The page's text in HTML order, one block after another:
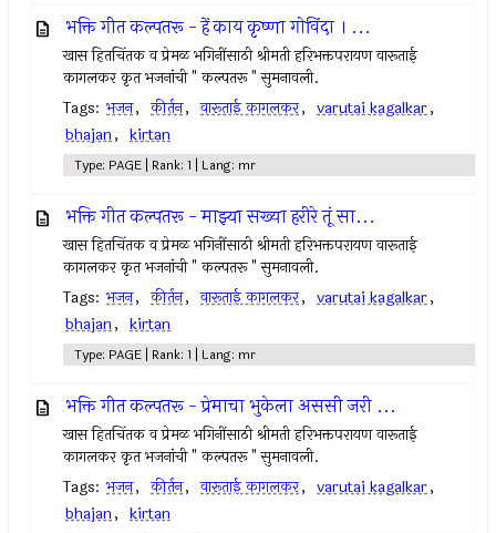
भक्ति गीत कल्पतरू - हें काय कृष्णा गोविंदा । ...
खास हितचिंतक व प्रेमळ भगिनींसाठी श्रीमती हरिभक्तपरायण वारूताई
कागलकर कृत भजनांची " कल्पतरू " सुमनावली.
Tags: भजन, कीर्तन, वारूताई कागलकर, varutai kagalkar,
bhajan, kirtan
Type: PAGE | Rank: 1 | Lang: mr
भक्ति गीत कल्पतरू - माझ्या सख्या हरीरे तूं सा...
खास हितचिंतक व प्रेमळ भगिनींसाठी श्रीमती हरिभक्तपरायण वारूताई
कागलकर कृत भजनांची " कल्पतरू " सुमनावली.
Tags: भजन, कीर्तन, वारूताई कागलकर, varutai kagalkar,
bhajan, kirtan
Type: PAGE | Rank: 1 | Lang: mr
भक्ति गीत कल्पतरू - प्रेमाचा भुकेला अससी जरी ...
खास हितचिंतक व प्रेमळ भगिनींसाठी श्रीमती हरिभक्तपरायण वारूताई
कागलकर कृत भजनांची " कल्पतरू " सुमनावली.
Tags: भजन, कीर्तन, वारूताई कागलकर, varutai kagalkar,
bhajan, kirtan